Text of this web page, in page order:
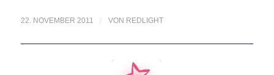
22. NOVEMBER 2011 / VON REDLIGHT